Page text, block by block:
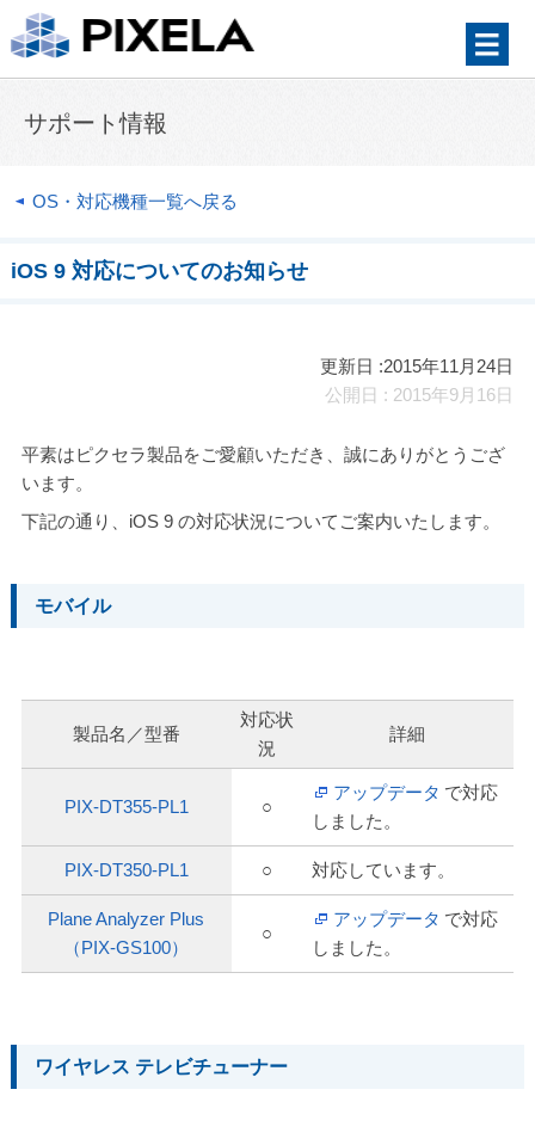
サポート情報
OS・対応機種一覧へ戻る
iOS 9 対応についてのお知らせ
更新日 :2015年11月24日
公開日 : 2015年9月16日
平素はピクセラ製品をご愛顧いただき、誠にありがとうござ
います。
下記の通り、iOS 9 の対応状況についてご案内いたします。
モバイル
製品名／型番
対応状
況
詳細
PIX-DT355-PL1 ○
アップデータ で対応
しました。
PIX-DT350-PL1 ○ 対応しています。
Plane Analyzer Plus
（PIX-GS100）
○
アップデータ で対応
しました。
ワイヤレス テレビチューナー